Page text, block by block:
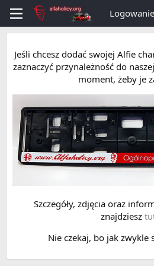
Logowanie
Jeśli chcesz dodać swojej Alfie
zaznaczyć przynależność do
moment, żeby je
Szczegóły, zdjęcia oraz
znajdziesz
Nie czekaj, bo jak zwykle